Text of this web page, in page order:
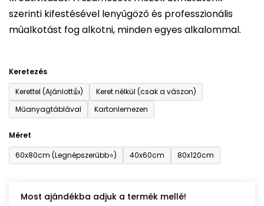
szerinti kifestésével lenyűgöző és professzionális
műalkotást fog alkotni, minden egyes alkalommal.
Keretezés
Kerettel (Ajánlott👍)
Keret nélkül (csak a vászon)
Műanyagtáblával
Kartonlemezen
Méret
60x80cm (Legnépszerűbb⭐)
40x60cm 80x120cm
Most ajándékba adjuk a termék mellé!
0,0
csillag.